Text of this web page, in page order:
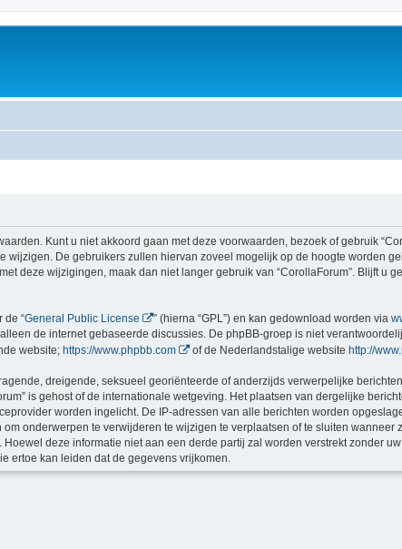
Kunt u niet akkoord gaan met deze voorwaarden, bezoek of gebruik
De gebruikers zullen hiervan zoveel mogelijk op de hoogte worden
deze wijzigingen, maak dan niet langer gebruik van “CorollaForum”. Blijft u
de “General Public License ” (hierna “GPL”) en kan gedownload worden via
de internet gebaseerde discussies. De phpBB-groep is niet
website; https://www.phpbb.com of de Nederlandstalige website http://
dreigende, seksueel georiënteerde of anderzijds verwerpelijke
is gehost of de internationale wetgeving. Het plaatsen van dergelijke
worden ingelicht. De IP-adressen van alle berichten worden
onderwerpen te verwijderen te wijzigen te verplaatsen of te sluiten wanneer
deze informatie niet aan een derde partij zal worden verstrekt zonder
ertoe kan leiden dat de gegevens vrijkomen.